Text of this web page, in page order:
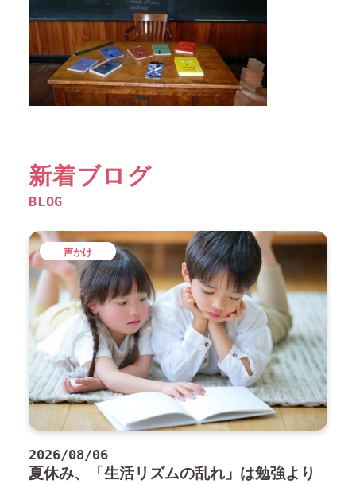
新着ブログ
BLOG
2026/08/06
夏休み、「生活リズムの乱れ」は勉強より
声かけ